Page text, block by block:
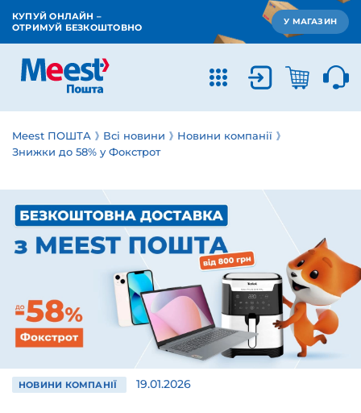
КУПУЙ ОНЛАЙН –
ОТРИМУЙ БЕЗКОШТОВНО
У МАГАЗИН
Meest ПОШТА Всі новини
Новини компанії
Знижки до 58% у Фокстрот
НОВИНИ КОМПАНІЇ 19.01.2026